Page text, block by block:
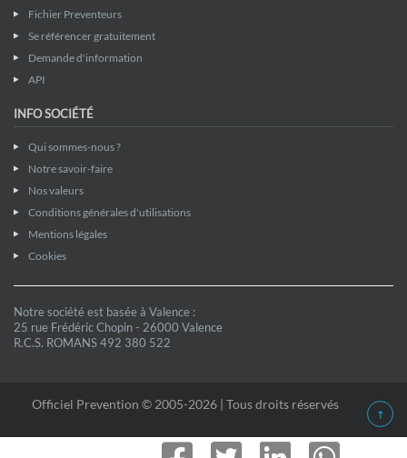
Fichier Preventeurs
Se référencer gratuitement
Demande d'information
API
INFO SOCIÉTÉ
Qui sommes-nous ?
Notre savoir-faire
Nos valeurs
Conditions générales d'utilisations
Mentions légales
Cookies
Notre société est basée à Valence :
25 rue Frédéric Chopin - 26000 Valence
R.C.S. ROMANS 492 380 522
Officiel Prevention © 2005-2026 | Tous droits réservés